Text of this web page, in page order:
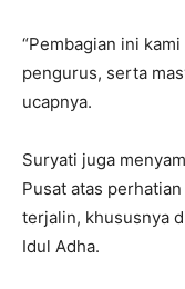
“Pembagian ini
pengurus, serta
ucapnya.
Suryati juga
Pusat atas
terjalin, khususnya
Idul Adha.